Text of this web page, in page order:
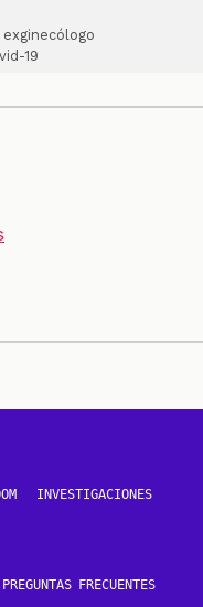
19
INVESTIGACIONES
PREGUNTAS FRECUENTES